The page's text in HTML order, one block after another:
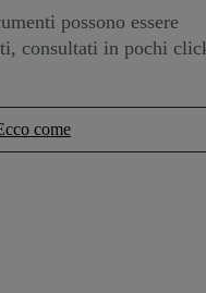
possono essere
consultati in pochi
come